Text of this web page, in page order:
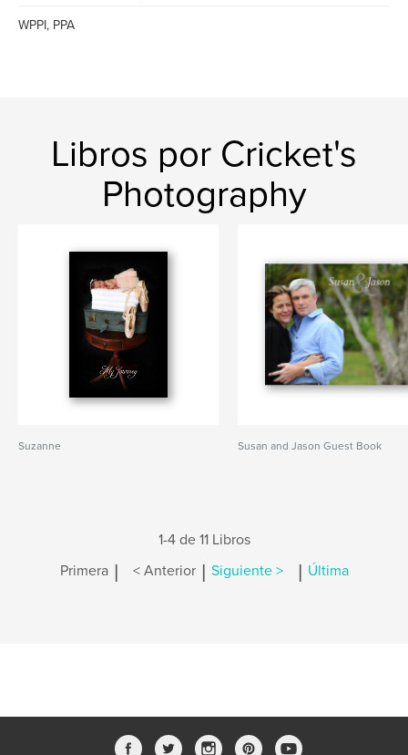
WPPI, PPA
Libros por Cricket's
Photography
Suzanne Susan and Jason Guest Book
1-4 de 11 Libros
Primera | < Anterior | Siguiente > | Última